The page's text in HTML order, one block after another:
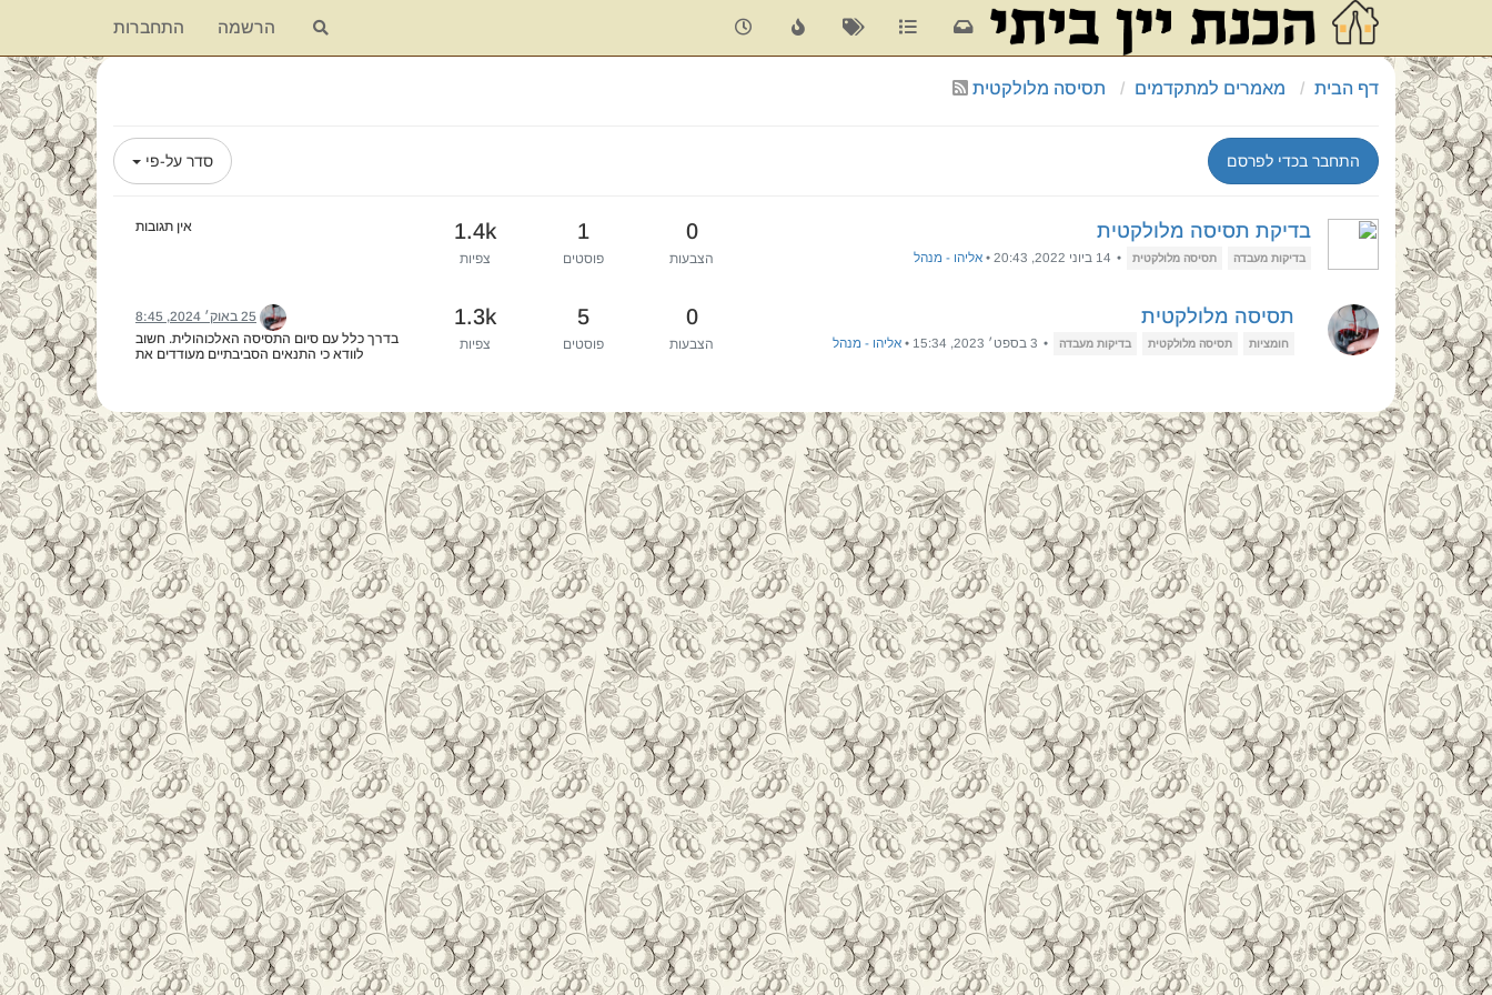
הרשמה התחברות
דף הבית מאמרים למתקדמים תסיסה מלולקטית
התחבר בכדי לפרסם סדר על-פי
בדיקת תסיסה מלולקטית
בדיקות מעבדה תסיסה מלולקטית • 14 ביוני 2022, 20:43 • אליהו - מנהל
0
הצבעות
1
פוסטים
1.4k
צפיות
אין תגובות
תסיסה מלולקטית
חומציות תסיסה מלולקטית בדיקות מעבדה • 3 בספט׳ 2023, 15:34 • אליהו - מנהל
0
הצבעות
5
פוסטים
1.3k
צפיות
25 באוק׳ 2024, 8:45
בדרך כלל עם סיום התסיסה האלכוהולית. חשוב
לוודא כי התנאים הסביבתיים מעודדים את